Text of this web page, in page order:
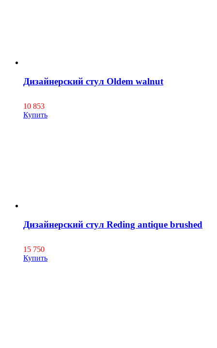
Дизайнерский стул Oldem walnut
10 853
Купить
Дизайнерский стул Reding antique brushed
15 750
Купить